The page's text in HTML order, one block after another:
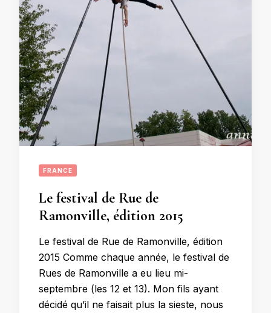
FRANCE
Le festival de Rue de
Ramonville, édition 2015
Le festival de Rue de Ramonville, édition
2015 Comme chaque année, le festival de
Rues de Ramonville a eu lieu mi-
septembre (les 12 et 13). Mon fils ayant
décidé qu’il ne faisait plus la sieste, nous